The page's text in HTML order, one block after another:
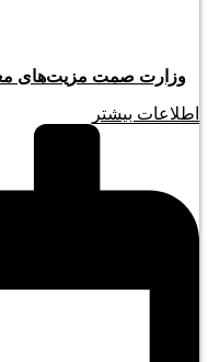
وزارت صمت مزیت‌های
اطلاعات بیشتر